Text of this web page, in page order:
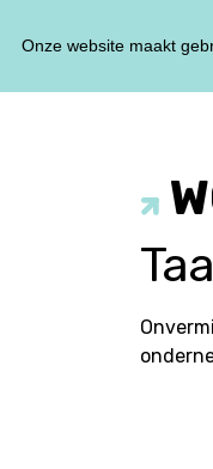
Onze website maakt